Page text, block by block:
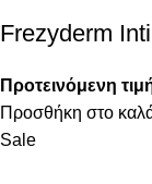
Frezyderm
Προτεινόμενη
Προσθήκη στο
Sale